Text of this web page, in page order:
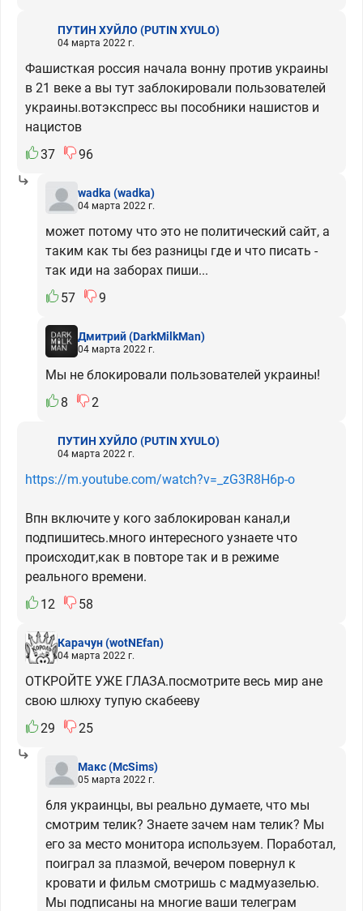
ПУТИН ХУЙЛО (PUTIN XYULO)
04 марта 2022 г.
Фашисткая россия начала вонну против украины
в 21 веке а вы тут заблокировали пользователей
украины.вотэкспресс вы пособники нашистов и
нацистов
37
96
wadka (wadka)
04 марта 2022 г.
может потому что это не политический сайт, а
таким как ты без разницы где и что писать -
так иди на заборах пиши...
57
9
Дмитрий(DarkMilkMan)
04 марта 2022 г.
Мы не блокировали пользователей украины!
8
2
ПУТИН ХУЙЛО (PUTIN XYULO)
04 марта 2022 г.
https://m.youtube.com/watch?v=_zG3R8H6p-o
Впн включите у кого заблокирован канал,и
подпишитесь.много интересного узнаете что
происходит,как в повторе так и в режиме
реального времени.
12
58
Карачун(wotNEfan)
04 марта 2022 г.
ОТКРОЙТЕ УЖЕ ГЛАЗА.посмотрите весь мир ане
свою шлюху тупую скабееву
29
25
Макс(McSims)
05 марта 2022 г.
6ля украинцы, вы реально думаете, что мы
смотрим телик? Знаете зачем нам телик? Мы
его за место монитора используем. Поработал,
поиграл за плазмой, вечером повернул к
кровати и фильм смотришь с мадмуазелью.
Мы подписаны на многие ваши телеграм